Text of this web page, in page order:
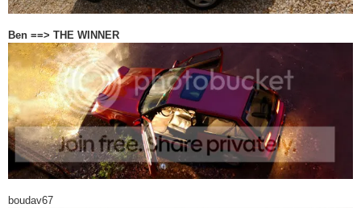
Ben ==> THE WINNER
boudav67